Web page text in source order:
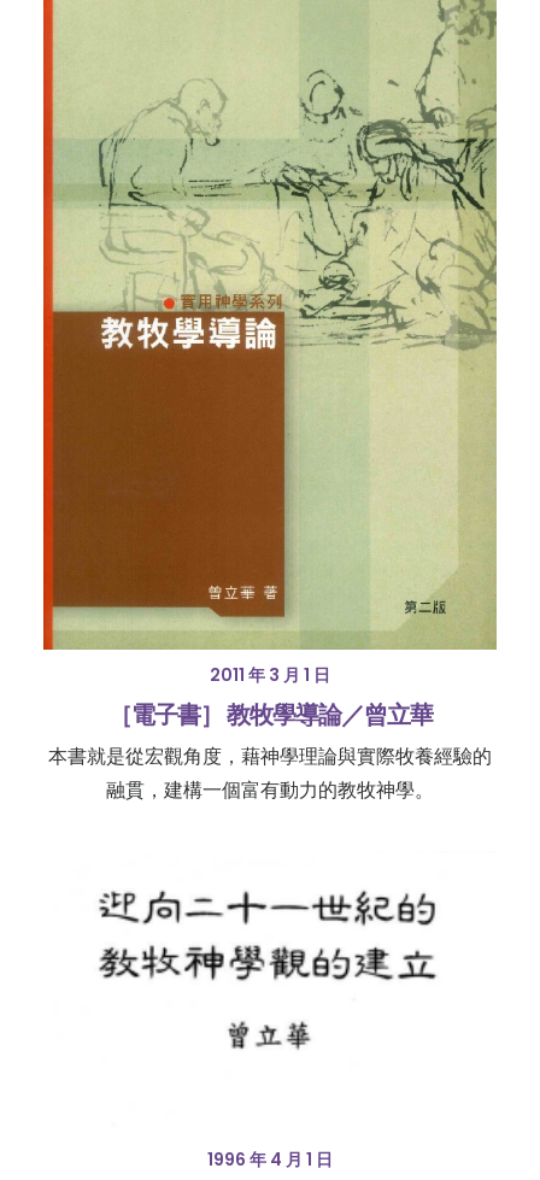
2011 年 3 月 1 日
［電子書］ 教牧學導論／曾立華
本書就是從宏觀角度，藉神學理論與實際牧養經驗的
融貫，建構一個富有動力的教牧神學。
1996 年 4 月 1 日